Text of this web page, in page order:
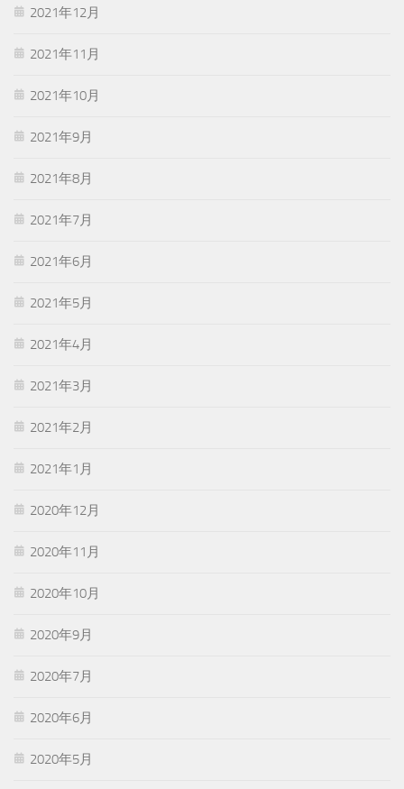
2021年12月
2021年11月
2021年10月
2021年9月
2021年8月
2021年7月
2021年6月
2021年5月
2021年4月
2021年3月
2021年2月
2021年1月
2020年12月
2020年11月
2020年10月
2020年9月
2020年7月
2020年6月
2020年5月